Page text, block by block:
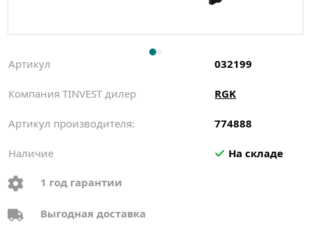
Артикул 032199
Компания TINVEST дилер RGK
Артикул производителя: 774888
Наличие На складе
1 год гарантии
Выгодная доставка